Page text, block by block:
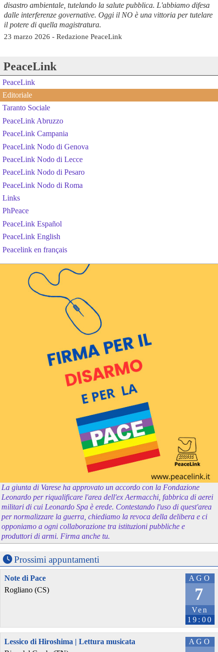
disastro ambientale, tutelando la salute pubblica. L'abbiamo difesa
dalle interferenze governative. Oggi il NO è una vittoria per tutelare
il potere di quella magistratura.
23 marzo 2026 - Redazione PeaceLink
PeaceLink
PeaceLink
Editoriale
Taranto Sociale
PeaceLink Abruzzo
PeaceLink Campania
PeaceLink Nodo di Genova
PeaceLink Nodo di Lecce
PeaceLink Nodo di Pesaro
PeaceLink Nodo di Roma
Links
PhPeace
PeaceLink Español
PeaceLink English
Peacelink en français
La giunta di Varese ha approvato un accordo con la Fondazione
Leonardo per riqualificare l'area dell'ex Aermacchi, fabbrica di aerei
militari di cui Leonardo Spa è erede. Contestando l'uso di quest'area
per normalizzare la guerra, chiediamo la revoca della delibera e ci
opponiamo a ogni collaborazione tra istituzioni pubbliche e
produttori di armi. Firma anche tu.
Prossimi appuntamenti
AGO
7
Ven
19:00
Note di Pace
Rogliano (CS)
AGO
Lessico di Hiroshima | Lettura musicata